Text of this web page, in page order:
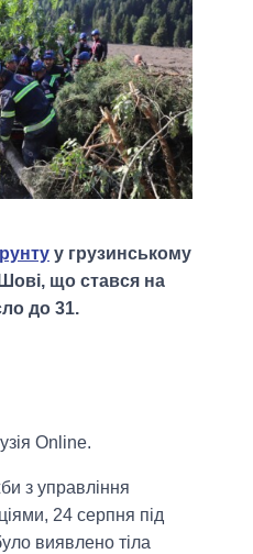
у грузинському
що стався на
до 31.
Online.
з управління
24 серпня під
виявлено тіла